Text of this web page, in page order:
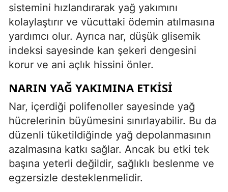
sistemini hızlandırarak yağ yakımını
kolaylaştırır ve vücuttaki ödemin atılmasına
yardımcı olur. Ayrıca nar, düşük glisemik
indeksi sayesinde kan şekeri dengesini
korur ve ani açlık hissini önler.
NARIN YAĞ YAKIMINA ETKISI
Nar, içerdiği polifenoller sayesinde yağ
hücrelerinin büyümesini sınırlayabilir. Bu da
düzenli tüketildiğinde yağ depolanmasının
azalmasına katkı sağlar. Ancak bu etki tek
başına yeterli değildir, sağlıklı beslenme ve
egzersizle desteklenmelidir.